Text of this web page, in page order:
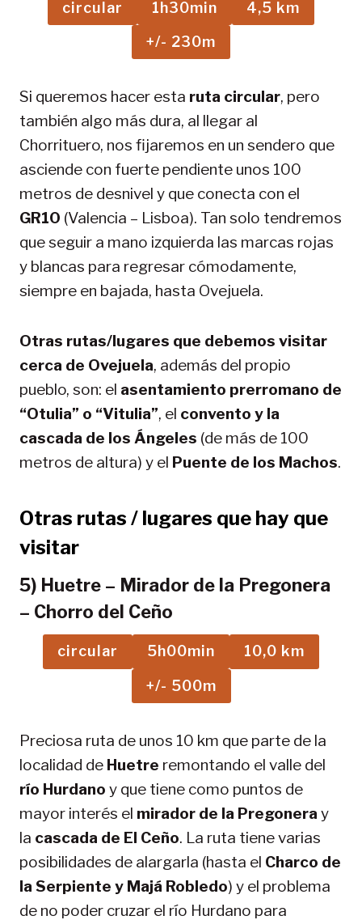
circular 1h30min 4,5 km
+/- 230m
Si queremos hacer esta ruta circular, pero
también algo más dura, al llegar al
Chorrituero, nos fijaremos en un sendero que
asciende con fuerte pendiente unos 100
metros de desnivel y que conecta con el
GR10 (Valencia – Lisboa). Tan solo tendremos
que seguir a mano izquierda las marcas rojas
y blancas para regresar cómodamente,
siempre en bajada, hasta Ovejuela.
Otras rutas/lugares que debemos visitar
cerca de Ovejuela, además del propio
pueblo, son: el asentamiento prerromano de
“Otulia” o “Vitulia”, el convento y la
cascada de los Ángeles (de más de 100
metros de altura) y el Puente de los Machos.
Otras rutas / lugares que hay que
visitar
5) Huetre – Mirador de la Pregonera
– Chorro del Ceño
circular 5h00min 10,0 km
+/- 500m
Preciosa ruta de unos 10 km que parte de la
localidad de Huetre remontando el valle del
río Hurdano y que tiene como puntos de
mayor interés el mirador de la Pregonera y
la cascada de El Ceño. La ruta tiene varias
posibilidades de alargarla (hasta el Charco de
la Serpiente y Majá Robledo) y el problema
de no poder cruzar el río Hurdano para